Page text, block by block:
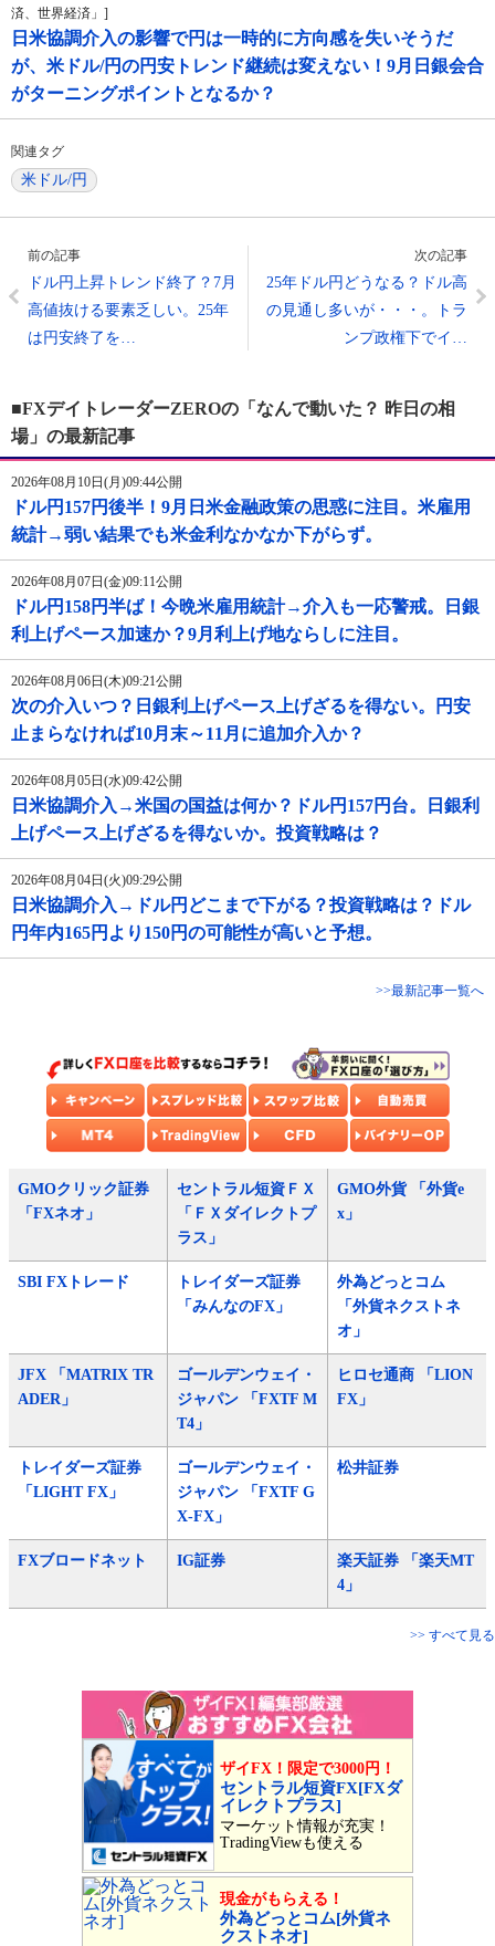
済、世界経済」]
日米協調介入の影響で円は一時的に方向感を失いそうだ
が、米ドル/円の円安トレンド継続は変えない！9月日銀会合
がターニングポイントとなるか？
関連タグ
米ドル/円
前の記事
ドル円上昇トレンド終了？7月
高値抜ける要素乏しい。25年
は円安終了を…
次の記事
25年ドル円どうなる？ドル高
の見通し多いが・・・。トラ
ンプ政権下でイ…
■FXデイトレーダーZEROの「なんで動いた？ 昨日の相
場」の最新記事
2026年08月10日(月)09:44公開
ドル円157円後半！9月日米金融政策の思惑に注目。米雇用
統計→弱い結果でも米金利なかなか下がらず。
2026年08月07日(金)09:11公開
ドル円158円半ば！今晩米雇用統計→介入も一応警戒。日銀
利上げペース加速か？9月利上げ地ならしに注目。
2026年08月06日(木)09:21公開
次の介入いつ？日銀利上げペース上げざるを得ない。円安
止まらなければ10月末～11月に追加介入か？
2026年08月05日(水)09:42公開
日米協調介入→米国の国益は何か？ドル円157円台。日銀利
上げペース上げざるを得ないか。投資戦略は？
2026年08月04日(火)09:29公開
日米協調介入→ドル円どこまで下がる？投資戦略は？ドル
円年内165円より150円の可能性が高いと予想。
>>最新記事一覧へ
GMOクリック証券
「FXネオ」
セントラル短資ＦＸ
「ＦＸダイレクトプ
ラス」
GMO外貨 「外貨e
x」
SBI FXトレード
トレイダーズ証券
「みんなのFX」
外為どっとコム
「外貨ネクストネ
オ」
JFX 「MATRIX TR
ADER」
ゴールデンウェイ・
ジャパン 「FXTF M
T4」
ヒロセ通商 「LION
FX」
トレイダーズ証券
「LIGHT FX」
ゴールデンウェイ・
ジャパン 「FXTF G
X-FX」
松井証券
FXブロードネット IG証券
楽天証券 「楽天MT
4」
>> すべて見る
ザイFX！限定で3000円！
セントラル短資FX[FXダ
イレクトプラス]
マーケット情報が充実！
TradingViewも使える
現金がもらえる！
外為どっとコム[外貨ネ
クストネオ]